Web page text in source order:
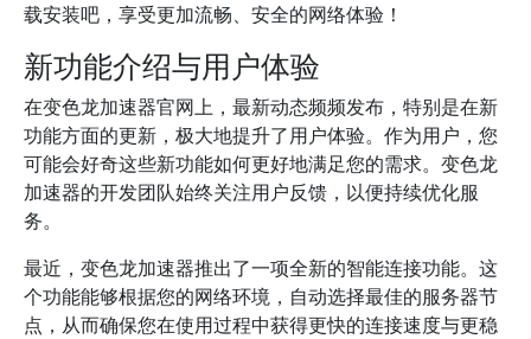
载安装吧，享受更加流畅、安全的网络体验！
新功能介绍与用户体验
在变色龙加速器官网上，最新动态频频发布，特别是在新
功能方面的更新，极大地提升了用户体验。作为用户，您
可能会好奇这些新功能如何更好地满足您的需求。变色龙
加速器的开发团队始终关注用户反馈，以便持续优化服
务。
最近，变色龙加速器推出了一项全新的智能连接功能。这
个功能能够根据您的网络环境，自动选择最佳的服务器节
点，从而确保您在使用过程中获得更快的连接速度与更稳